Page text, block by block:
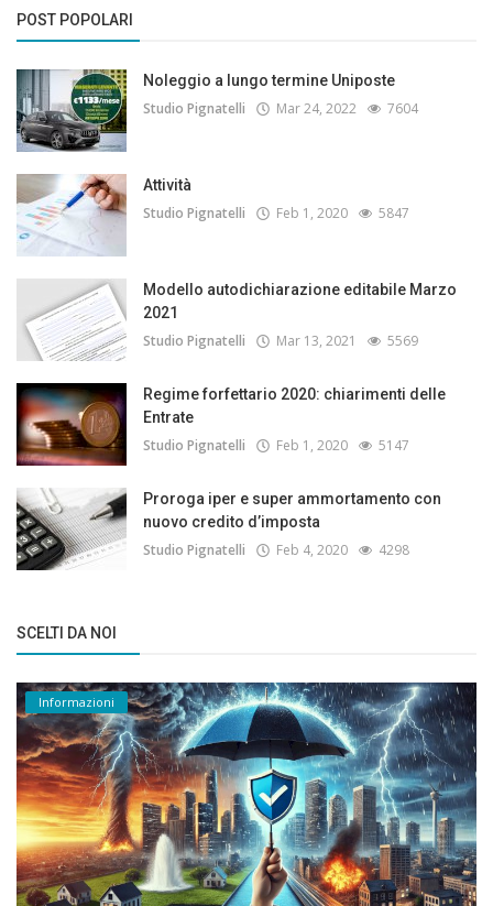
POST POPOLARI
Noleggio a lungo termine Uniposte
Studio Pignatelli Mar 24, 2022 7604
Attività
Studio Pignatelli Feb 1, 2020 5847
Modello autodichiarazione editabile Marzo
2021
Studio Pignatelli Mar 13, 2021 5569
Regime forfettario 2020: chiarimenti delle
Entrate
Studio Pignatelli Feb 1, 2020 5147
Proroga iper e super ammortamento con
nuovo credito d’imposta
Studio Pignatelli Feb 4, 2020 4298
SCELTI DA NOI
Informazioni